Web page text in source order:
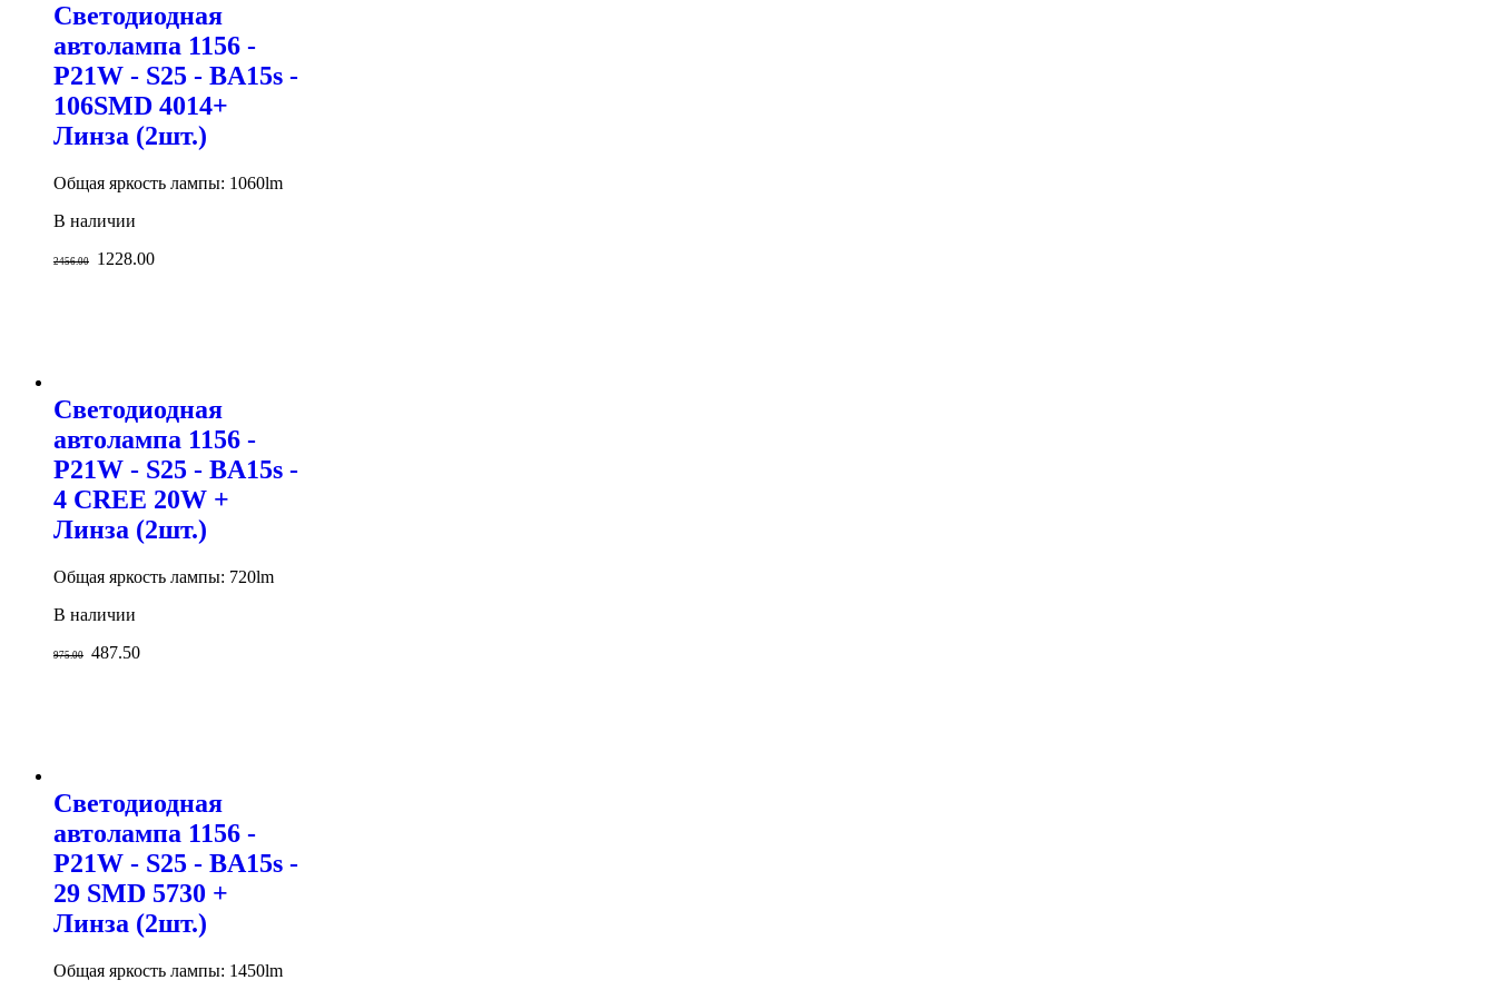
Светодиодная
автолампа 1156 -
P21W - S25 - BA15s -
106SMD 4014+
Линза (2шт.)
Общая яркость лампы: 1060lm
В наличии
2456.00 1228.00
Светодиодная
автолампа 1156 -
P21W - S25 - BA15s -
4 CREE 20W +
Линза (2шт.)
Общая яркость лампы: 720lm
В наличии
975.00 487.50
Светодиодная
автолампа 1156 -
P21W - S25 - BA15s -
29 SMD 5730 +
Линза (2шт.)
Общая яркость лампы: 1450lm